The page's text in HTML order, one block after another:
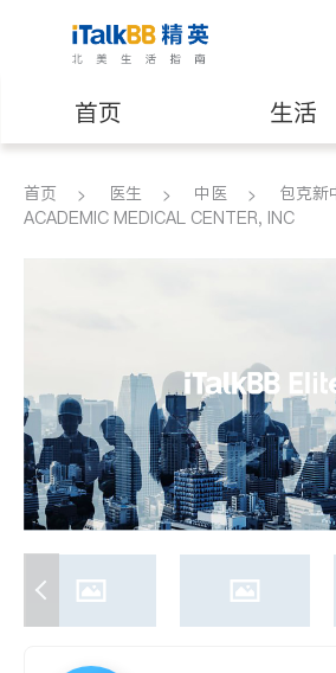
首页 生活
医生 律师
养老 非盈利组
首页 医生 中医
包克新
ACADEMIC MEDICAL CENTER, INC